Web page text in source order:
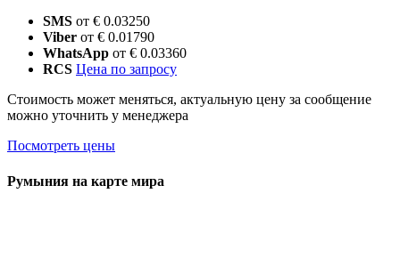
SMS от € 0.03250
Viber от € 0.01790
WhatsApp от € 0.03360
RCS Цена по запросу
Стоимость может меняться, актуальную цену за сообщение
можно уточнить у менеджера
Посмотреть цены
Румыния на карте мира